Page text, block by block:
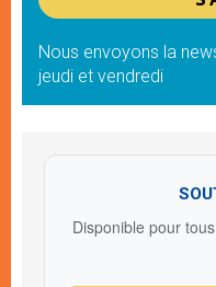
Nous envoyons la
jeudi et vendredi
Disponible pour